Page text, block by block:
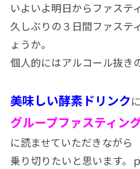
いよいよ明日からファステ
久しぶりの３日間ファステ
ょうか。
個人的にはアルコール抜き
美味しい酵素ドリンク
グループファスティン
に読ませていただきながら
乗り切りたいと思います。